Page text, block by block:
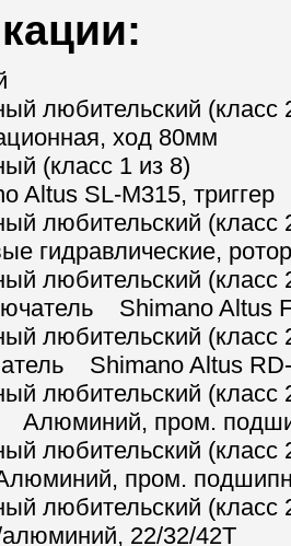
любительский (класс
ход 80мм
(класс 1 из 8)
SL-M315, триггер
любительский (класс
гидравлические,
любительский (класс
Shimano Altus
любительский (класс
Shimano Altus
любительский (класс
Алюминий, пром.
любительский (класс
пром.
любительский (класс
22/32/42T